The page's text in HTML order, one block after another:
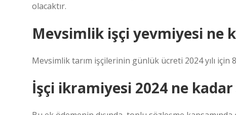
olacaktır.
Mevsimlik işçi yevmiyesi ne
Mevsimlik tarım işçilerinin günlük ücreti 2024 yılı için
İşçi ikramiyesi 2024 ne